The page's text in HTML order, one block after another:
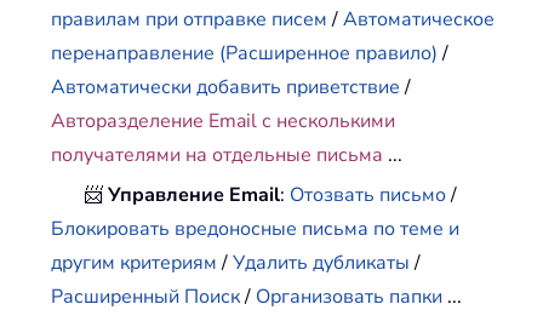
правилам при отправке писем/Автоматическое
перенаправление (Расширенное правило)/
Автоматически добавить приветствие/
Авторазделение Email с несколькими
получателями на отдельные письма ...
📨Управление Email: Отозвать письмо/
Блокировать вредоносные письма по теме и
другим критериям/Удалить дубликаты/
Расширенный Поиск/ Организовать папки ...